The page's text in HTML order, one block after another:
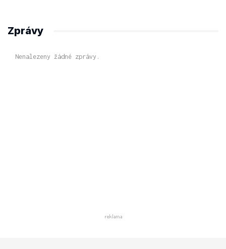
Zprávy
Nenalezeny žádné zprávy.